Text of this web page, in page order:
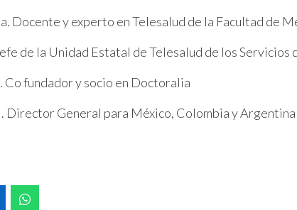
Docente y experto en Telesalud de la Facultad de
de la Unidad Estatal de Telesalud de los Servicios
Co fundador y socio en Doctoralia
Director General para México, Colombia y